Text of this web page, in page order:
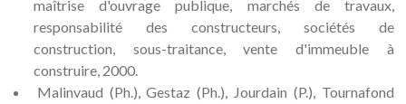
maîtrise d'ouvrage publique, marchés de travaux,
responsabilité des constructeurs, sociétés de
construction, sous-traitance, vente d'immeuble à
construire, 2000.
Malinvaud (Ph.), Gestaz (Ph.), Jourdain (P.), Tournafond